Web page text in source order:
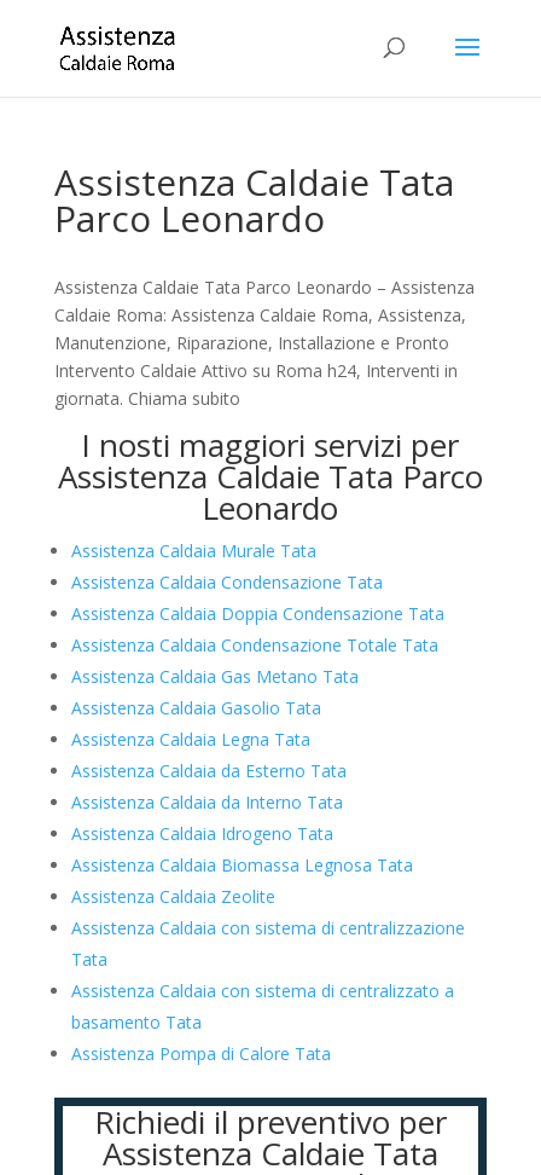
Assistenza Caldaie Tata
Parco Leonardo
Assistenza Caldaie Tata Parco Leonardo – Assistenza
Caldaie Roma: Assistenza Caldaie Roma, Assistenza,
Manutenzione, Riparazione, Installazione e Pronto
Intervento Caldaie Attivo su Roma h24, Interventi in
giornata. Chiama subito
I nosti maggiori servizi per
Assistenza Caldaie Tata Parco
Leonardo
Assistenza Caldaia Murale Tata
Assistenza Caldaia Condensazione Tata
Assistenza Caldaia Doppia Condensazione Tata
Assistenza Caldaia Condensazione Totale Tata
Assistenza Caldaia Gas Metano Tata
Assistenza Caldaia Gasolio Tata
Assistenza Caldaia Legna Tata
Assistenza Caldaia da Esterno Tata
Assistenza Caldaia da Interno Tata
Assistenza Caldaia Idrogeno Tata
Assistenza Caldaia Biomassa Legnosa Tata
Assistenza Caldaia Zeolite
Assistenza Caldaia con sistema di centralizzazione
Tata
Assistenza Caldaia con sistema di centralizzato a
basamento Tata
Assistenza Pompa di Calore Tata
Richiedi il preventivo per
Assistenza Caldaie Tata